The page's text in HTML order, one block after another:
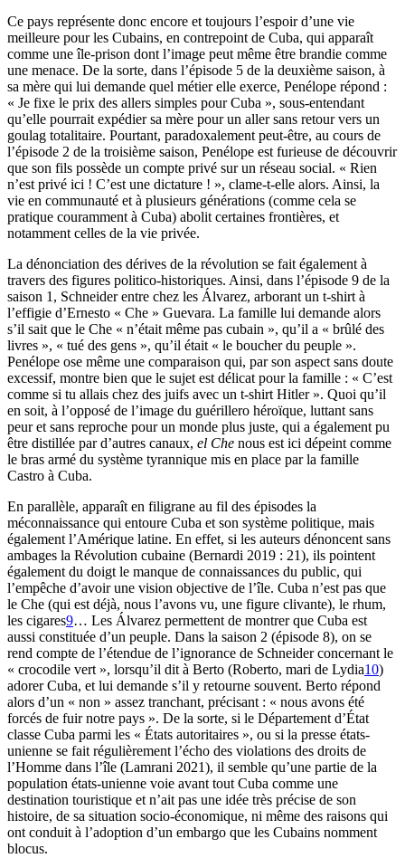
Ce pays représente donc encore et toujours l’espoir d’une vie
meilleure pour les Cubains, en contrepoint de Cuba, qui apparaît
comme une île-prison dont l’image peut même être brandie comme
une menace. De la sorte, dans l’épisode 5 de la deuxième saison, à
sa mère qui lui demande quel métier elle exerce, Penélope répond :
« Je fixe le prix des allers simples pour Cuba », sous-entendant
qu’elle pourrait expédier sa mère pour un aller sans retour vers un
goulag totalitaire. Pourtant, paradoxalement peut-être, au cours de
l’épisode 2 de la troisième saison, Penélope est furieuse de découvrir
que son fils possède un compte privé sur un réseau social. « Rien
n’est privé ici ! C’est une dictature ! », clame-t-elle alors. Ainsi, la
vie en communauté et à plusieurs générations (comme cela se
pratique couramment à Cuba) abolit certaines frontières, et
notamment celles de la vie privée.
La dénonciation des dérives de la révolution se fait également à
travers des figures politico-historiques. Ainsi, dans l’épisode 9 de la
saison 1, Schneider entre chez les Álvarez, arborant un t-shirt à
l’effigie d’Ernesto « Che » Guevara. La famille lui demande alors
s’il sait que le Che « n’était même pas cubain », qu’il a « brûlé des
livres », « tué des gens », qu’il était « le boucher du peuple ».
Penélope ose même une comparaison qui, par son aspect sans doute
excessif, montre bien que le sujet est délicat pour la famille : « C’est
comme si tu allais chez des juifs avec un t-shirt Hitler ». Quoi qu’il
en soit, à l’opposé de l’image du guérillero héroïque, luttant sans
peur et sans reproche pour un monde plus juste, qui a également pu
être distillée par d’autres canaux, el Che nous est ici dépeint comme
le bras armé du système tyrannique mis en place par la famille
Castro à Cuba.
En parallèle, apparaît en filigrane au fil des épisodes la
méconnaissance qui entoure Cuba et son système politique, mais
également l’Amérique latine. En effet, si les auteurs dénoncent sans
ambages la Révolution cubaine (Bernardi 2019 : 21), ils pointent
également du doigt le manque de connaissances du public, qui
l’empêche d’avoir une vision objective de l’île. Cuba n’est pas que
le Che (qui est déjà, nous l’avons vu, une figure clivante), le rhum,
les cigares9… Les Álvarez permettent de montrer que Cuba est
aussi constituée d’un peuple. Dans la saison 2 (épisode 8), on se
rend compte de l’étendue de l’ignorance de Schneider concernant le
« crocodile vert », lorsqu’il dit à Berto (Roberto, mari de Lydia10)
adorer Cuba, et lui demande s’il y retourne souvent. Berto répond
alors d’un « non » assez tranchant, précisant : « nous avons été
forcés de fuir notre pays ». De la sorte, si le Département d’État
classe Cuba parmi les « États autoritaires », ou si la presse états-
unienne se fait régulièrement l’écho des violations des droits de
l’Homme dans l’île (Lamrani 2021), il semble qu’une partie de la
population états-unienne voie avant tout Cuba comme une
destination touristique et n’ait pas une idée très précise de son
histoire, de sa situation socio-économique, ni même des raisons qui
ont conduit à l’adoption d’un embargo que les Cubains nomment
blocus.